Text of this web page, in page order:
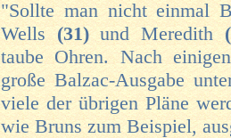
"Sollte man nicht einmal
Wells (31)und Meredith
taube Ohren. Nach
große Balzac-Ausgabe
viele der übrigen Pläne
wie Bruns zum Beispiel,